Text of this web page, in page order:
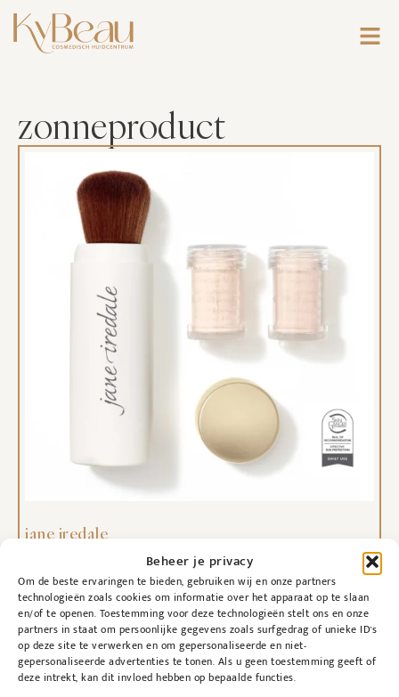
Beheer je privacy
Om de beste ervaringen te bieden, gebruiken wij en onze partners
technologieën zoals cookies om informatie over het apparaat op te slaan
en/of te openen. Toestemming voor deze technologieën stelt ons en onze
partners in staat om persoonlijke gegevens zoals surfgedrag of unieke ID's
op deze site te verwerken en om gepersonaliseerde en niet-
gepersonaliseerde advertenties te tonen. Als u geen toestemming geeft of
deze intrekt, kan dit invloed hebben op bepaalde functies.
zonneproduct
jane iredale
€60,00
Toevoegen aan winkelwagen